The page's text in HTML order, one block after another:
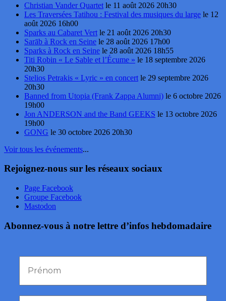
Christian Vander Quartet le 11 août 2026 20h30
Les Traversées Tatihou : Festival des musiques du large le 12
août 2026 16h00
Sparks au Cabaret Vert le 21 août 2026 20h30
Sarāb à Rock en Seine le 28 août 2026 17h00
Sparks à Rock en Seine le 28 août 2026 18h55
Titi Robin « Le Sable et l’Écume » le 18 septembre 2026
20h30
Stelios Petrakis « Lyric » en concert le 29 septembre 2026
20h30
Banned from Utopia (Frank Zappa Alumni) le 6 octobre 2026
19h00
Jon ANDERSON and the Band GEEKS le 13 octobre 2026
19h00
GONG le 30 octobre 2026 20h30
Voir tous les événements...
Rejoignez-nous sur les réseaux sociaux
Page Facebook
Groupe Facebook
Mastodon
Abonnez-vous à notre lettre d’infos hebdomadaire